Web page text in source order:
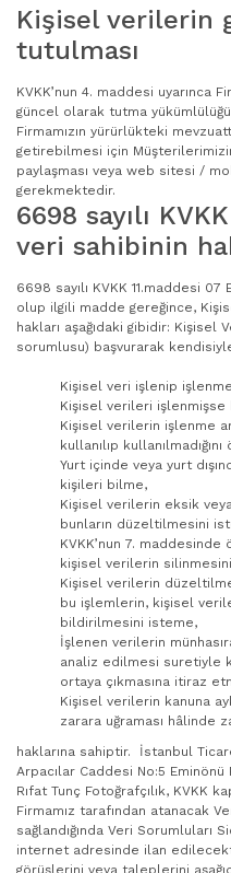
Kişisel verilerin
tutulması
KVKK’nun 4. maddesi uyarınca
güncel olarak tutma
Firmamızın yürürlükteki
getirebilmesi için
paylaşması veya web sitesi /
gerekmektedir.
6698 sayılı
veri sahibinin
6698 sayılı KVKK 11.maddesi
olup ilgili madde gereğince,
hakları aşağıdaki gibidir: Kişisel
sorumlusu) başvurarak
Kişisel veri işlenip
Kişisel verileri
Kişisel verilerin işlenme
kullanılıp
Yurt içinde veya yurt
kişileri bilme,
Kişisel verilerin eksik
bunların düzeltilmesini
KVKK’nun 7.
kişisel verilerin
Kişisel verilerin
bu işlemlerin, kişisel
bildirilmesini isteme,
İşlenen verilerin
analiz edilmesi suretiyle
ortaya çıkmasına itiraz
Kişisel verilerin kanuna
zarara uğraması hâlinde
haklarına sahiptir. İstanbul
Arpacılar Caddesi No:5
Rıfat Tunç Fotoğrafçılık, KVKK
Firmamız tarafından atanacak
sağlandığında Veri Sorumluları
internet adresinde ilan
görüşlerini veya taleplerini